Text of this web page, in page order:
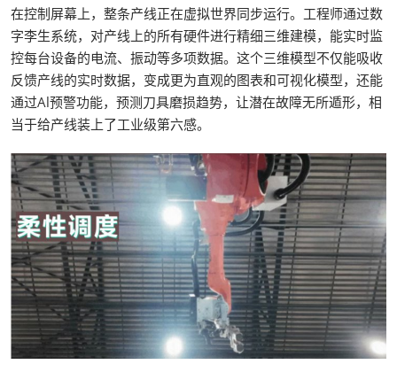
在控制屏幕上，整条产线正在虚拟世界同步运行。工程师通过数
字李生系统，对产线上的所有硬件进行精细三维建模，能实时监
控每台设备的电流、振动等多项数据。这个三维模型不仅能吸收
反馈产线的实时数据，变成更为直观的图表和可视化模型，还能
通过Al预警功能，预测刀具磨损趋势，让潜在故障无所遁形，相
当于给产线装上了工业级第六感。